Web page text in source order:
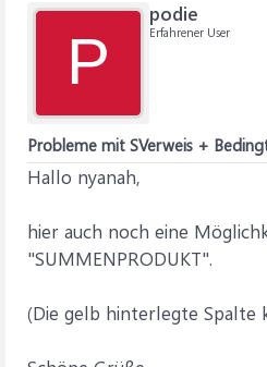
P
podie
Erfahrener User
Probleme mit SVerweis +
Hallo nyanah,
hier auch noch eine
"SUMMENPRODUKT".
(Die gelb hinterlegte Spalte